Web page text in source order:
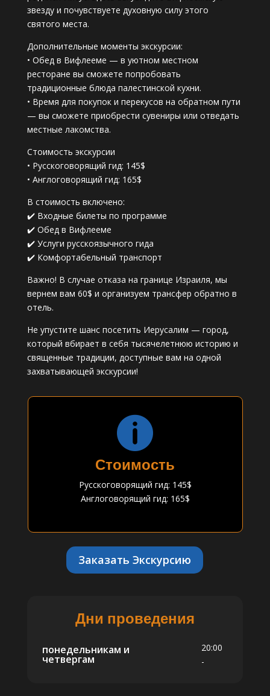
звезду и почувствуете духовную силу этого
святого места.
Дополнительные моменты экскурсии:
• Обед в Вифлееме — в уютном местном
ресторане вы сможете попробовать
традиционные блюда палестинской кухни.
• Время для покупок и перекусов на обратном пути
— вы сможете приобрести сувениры или отведать
местные лакомства.
Стоимость экскурсии
• Русскоговорящий гид: 145$
• Англоговорящий гид: 165$
В стоимость включено:
✔️ Входные билеты по программе
✔️ Обед в Вифлееме
✔️ Услуги русскоязычного гида
✔️ Комфортабельный транспорт
Важно! В случае отказа на границе Израиля, мы
вернем вам 60$ и организуем трансфер обратно в
отель.
Не упустите шанс посетить Иерусалим — город,
который вбирает в себя тысячелетнюю историю и
священные традиции, доступные вам на одной
захватывающей экскурсии!

Стоимость
Русскоговорящий гид: 145$
Англоговорящий гид: 165$
Заказать Экскурсию
Дни проведения
понедельникам и
четвергам
20:00
-